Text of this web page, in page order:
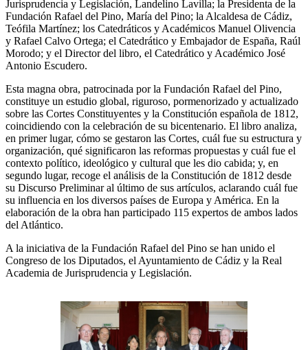
Jurisprudencia y Legislación, Landelino Lavilla; la Presidenta de la
Fundación Rafael del Pino, María del Pino; la Alcaldesa de Cádiz,
Teófila Martínez; los Catedráticos y Académicos Manuel Olivencia
y Rafael Calvo Ortega; el Catedrático y Embajador de España, Raúl
Morodo; y el Director del libro, el Catedrático y Académico José
Antonio Escudero.
Esta magna obra, patrocinada por la Fundación Rafael del Pino,
constituye un estudio global, riguroso, pormenorizado y actualizado
sobre las Cortes Constituyentes y la Constitución española de 1812,
coincidiendo con la celebración de su bicentenario. El libro analiza,
en primer lugar, cómo se gestaron las Cortes, cuál fue su estructura y
organización, qué significaron las reformas propuestas y cuál fue el
contexto político, ideológico y cultural que les dio cabida; y, en
segundo lugar, recoge el análisis de la Constitución de 1812 desde
su Discurso Preliminar al último de sus artículos, aclarando cuál fue
su influencia en los diversos países de Europa y América. En la
elaboración de la obra han participado 115 expertos de ambos lados
del Atlántico.
A la iniciativa de la Fundación Rafael del Pino se han unido el
Congreso de los Diputados, el Ayuntamiento de Cádiz y la Real
Academia de Jurisprudencia y Legislación.